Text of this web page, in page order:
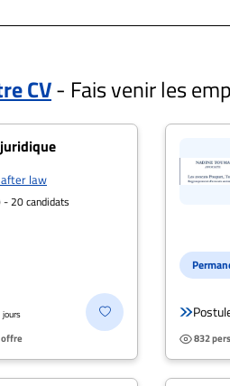
CV- Fais venir les
law
- 20 candidats
jours
offre 832